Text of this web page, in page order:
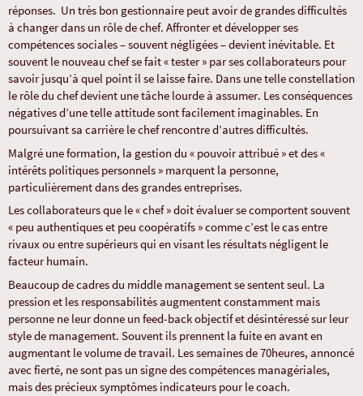
réponses. Un très bon gestionnaire peut avoir de grandes difficultés
à changer dans un rôle de chef. Affronter et développer ses
compétences sociales – souvent négligées – devient inévitable. Et
souvent le nouveau chef se fait « tester » par ses collaborateurs pour
savoir jusqu’à quel point il se laisse faire. Dans une telle constellation
le rôle du chef devient une tâche lourde à assumer. Les conséquences
négatives d’une telle attitude sont facilement imaginables. En
poursuivant sa carrière le chef rencontre d’autres difficultés.
Malgré une formation, la gestion du « pouvoir attribué » et des «
intérêts politiques personnels » marquent la personne,
particulièrement dans des grandes entreprises.
Les collaborateurs que le « chef » doit évaluer se comportent souvent
« peu authentiques et peu coopératifs » comme c’est le cas entre
rivaux ou entre supérieurs qui en visant les résultats négligent le
facteur humain.
Beaucoup de cadres du middle management se sentent seul. La
pression et les responsabilités augmentent constamment mais
personne ne leur donne un feed-back objectif et désintéressé sur leur
style de management. Souvent ils prennent la fuite en avant en
augmentant le volume de travail. Les semaines de 70heures, annoncé
avec fierté, ne sont pas un signe des compétences managériales,
mais des précieux symptômes indicateurs pour le coach.